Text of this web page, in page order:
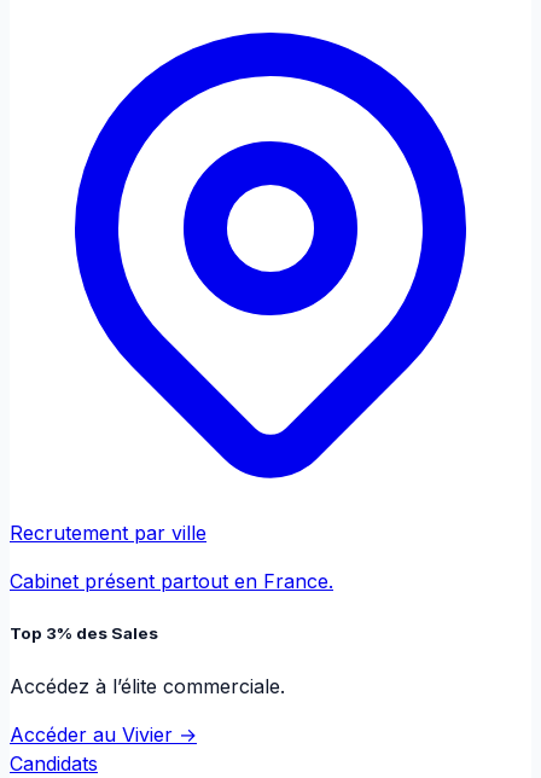
Recrutement par ville
Cabinet présent partout en France.
Top 3% des Sales
Accédez à l’élite commerciale.
Accéder au Vivier →
Candidats